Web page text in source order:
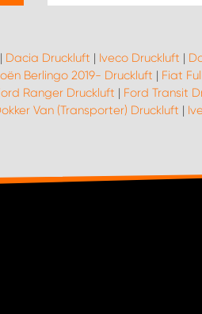
| Dacia Druckluft | Iveco Druckluft |
Berlingo 2019- Druckluft | Fiat
Ranger Druckluft | Ford Transit
Van (Transporter) Druckluft |